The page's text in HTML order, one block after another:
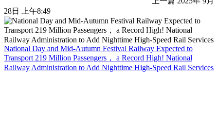
28日 上午8:49
National Day and Mid-Autumn Festival Railway Expected to
Transport 219 Million Passengers， a Record High! National
Railway Administration to Add Nighttime High-Speed Rail Services